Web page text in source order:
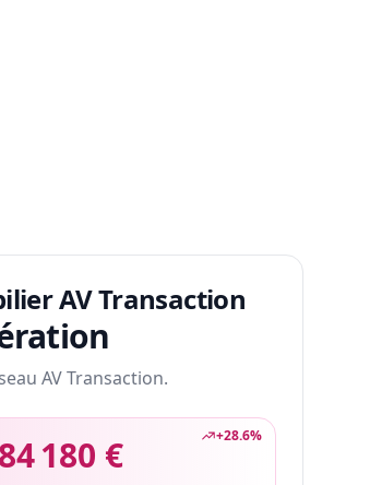
AV Transaction
AV Transaction.
+28.6%
84 180 €